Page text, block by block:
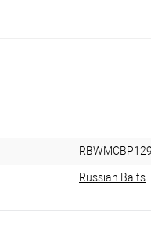
Russian Baits